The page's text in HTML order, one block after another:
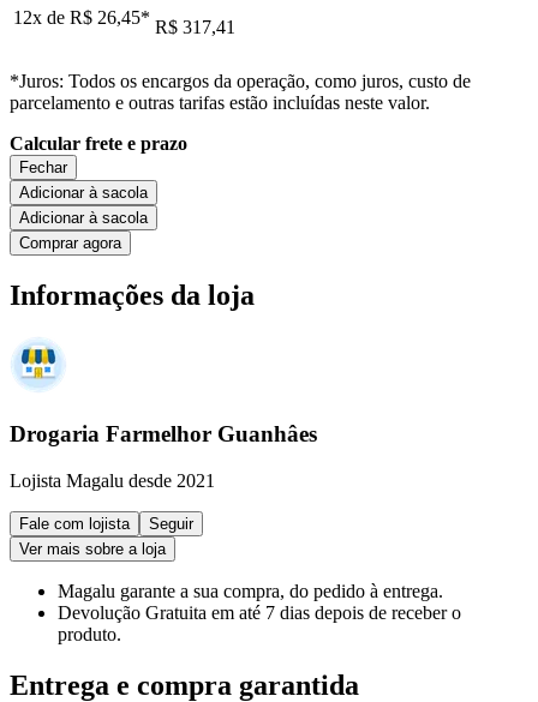
12x de R$ 26,45* R$ 317,41
*Juros: Todos os encargos da operação, como juros, custo de
parcelamento e outras tarifas estão incluídas neste valor.
Calcular frete e prazo
Fechar
Adicionar à sacola
Adicionar à sacola
Comprar agora
Informações da loja
Drogaria Farmelhor Guanhâes
Lojista Magalu desde 2021
Fale com lojista
Seguir
Ver mais sobre a loja
Magalu garante a sua compra, do pedido à entrega.
Devolução Gratuita em até 7 dias depois de receber o
produto.
Entrega e compra garantida